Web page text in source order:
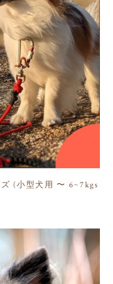
(小型犬用 〜 6~7kgs